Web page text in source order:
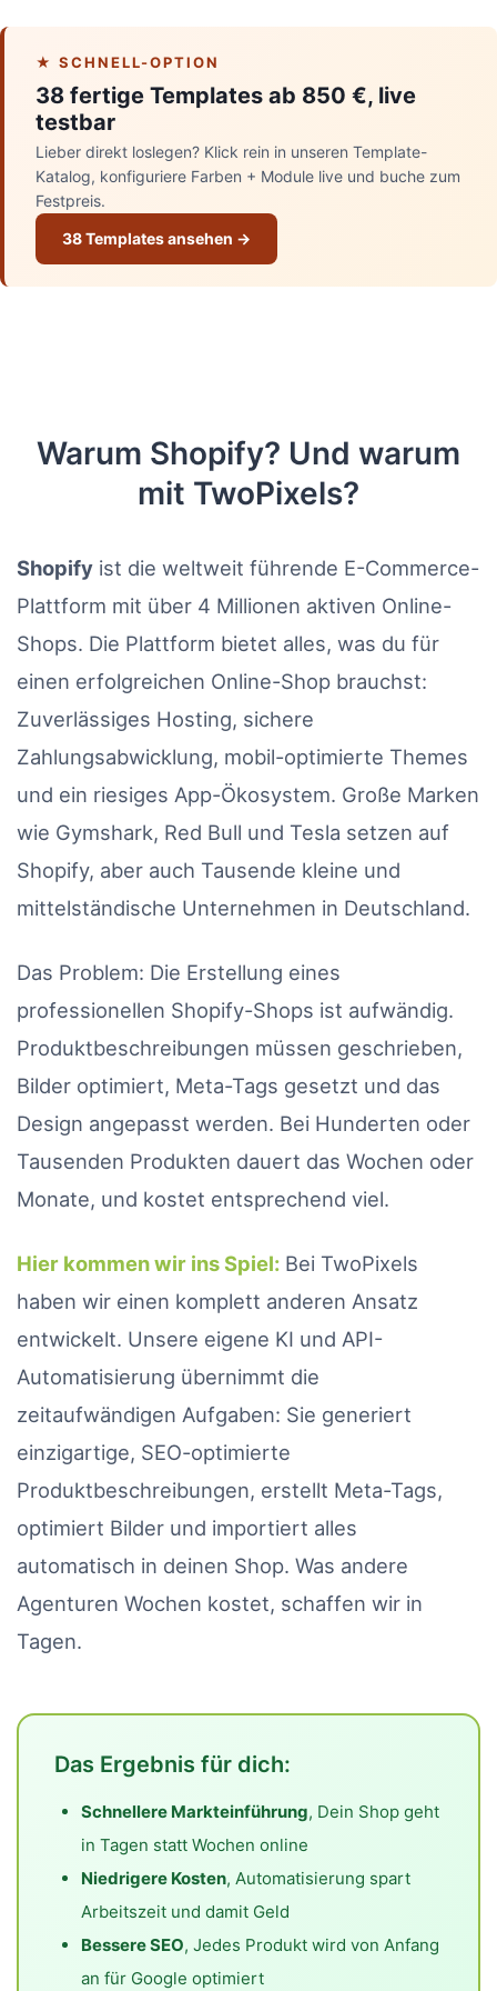
★ SCHNELL-OPTION
38 fertige Templates ab 850 €, live
testbar
Lieber direkt loslegen? Klick rein in unseren Template-
Katalog, konfiguriere Farben + Module live und buche zum
Festpreis.
38 Templates ansehen →
Warum Shopify? Und warum
mit TwoPixels?
Shopify ist die weltweit führende E-Commerce-
Plattform mit über 4 Millionen aktiven Online-
Shops. Die Plattform bietet alles, was du für
einen erfolgreichen Online-Shop brauchst:
Zuverlässiges Hosting, sichere
Zahlungsabwicklung, mobil-optimierte Themes
und ein riesiges App-Ökosystem. Große Marken
wie Gymshark, Red Bull und Tesla setzen auf
Shopify, aber auch Tausende kleine und
mittelständische Unternehmen in Deutschland.
Das Problem: Die Erstellung eines
professionellen Shopify-Shops ist aufwändig.
Produktbeschreibungen müssen geschrieben,
Bilder optimiert, Meta-Tags gesetzt und das
Design angepasst werden. Bei Hunderten oder
Tausenden Produkten dauert das Wochen oder
Monate, und kostet entsprechend viel.
Hier kommen wir ins Spiel: Bei TwoPixels
haben wir einen komplett anderen Ansatz
entwickelt. Unsere eigene KI und API-
Automatisierung übernimmt die
zeitaufwändigen Aufgaben: Sie generiert
einzigartige, SEO-optimierte
Produktbeschreibungen, erstellt Meta-Tags,
optimiert Bilder und importiert alles
automatisch in deinen Shop. Was andere
Agenturen Wochen kostet, schaffen wir in
Tagen.
Das Ergebnis für dich:
Schnellere Markteinführung, Dein Shop geht
in Tagen statt Wochen online
Niedrigere Kosten, Automatisierung spart
Arbeitszeit und damit Geld
Bessere SEO, Jedes Produkt wird von Anfang
an für Google optimiert